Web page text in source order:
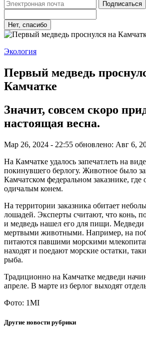
Подписаться
Нет, спасибо
Экология
Первый медведь
Камчатке
Значит, совсем скоро
настоящая весна.
Мар 26, 2024 - 22:55 обновлено: Авг 6,
На Камчатке удалось запечатлеть на
покинувшего берлогу. Животное было
Камчатском федеральном заказнике,
одичалым конем.
На территории заказника обитает
лошадей. Эксперты считают, что конь,
и медведь нашел его для пищи. Медведи
мертвыми животными. Например, на
питаются павшими морскими
находят и поедают морские остатки,
рыба.
Традиционно на Камчатке медведи
апреле. В марте из берлог выходят
Фото: 1MI
Другие новости рубрики